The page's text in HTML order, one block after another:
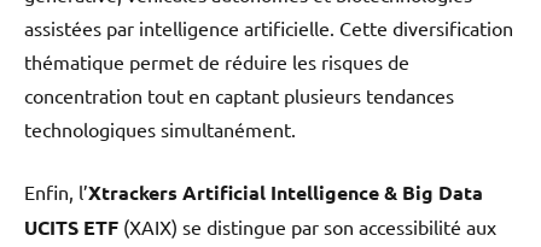
assistées par intelligence artificielle. Cette diversification
thématique permet de réduire les risques de
concentration tout en captant plusieurs tendances
technologiques simultanément.
Enfin, l’Xtrackers Artificial Intelligence & Big Data
UCITS ETF (XAIX) se distingue par son accessibilité aux